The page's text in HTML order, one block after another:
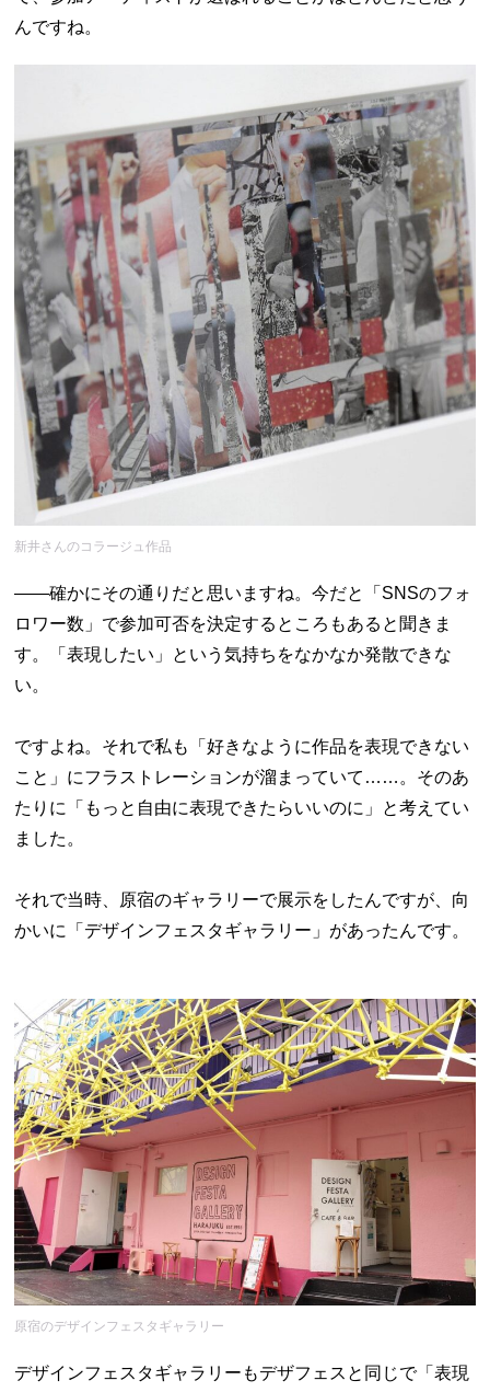
んですね。
新井さんのコラージュ作品
――確かにその通りだと思いますね。今だと「SNSのフォ
ロワー数」で参加可否を決定するところもあると聞きま
す。「表現したい」という気持ちをなかなか発散できな
い。
ですよね。それで私も「好きなように作品を表現できない
こと」にフラストレーションが溜まっていて……。そのあ
たりに「もっと自由に表現できたらいいのに」と考えてい
ました。
それで当時、原宿のギャラリーで展示をしたんですが、向
かいに「デザインフェスタギャラリー」があったんです。
原宿のデザインフェスタギャラリー
デザインフェスタギャラリーもデザフェスと同じで「表現